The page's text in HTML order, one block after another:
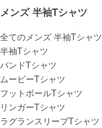
メンズ 半袖Tシャツ
全てのメンズ 半袖Tシャツ
半袖Tシャツ
バンドTシャツ
ムービーTシャツ
フットボールTシャツ
リンガーTシャツ
ラグランスリーブTシャツ